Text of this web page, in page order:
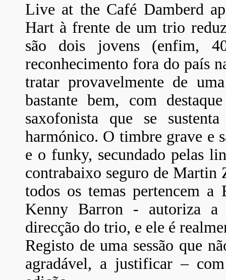
Live at the Café Damberd
Hart à frente de um trio
são dois jovens (enfim,
reconhecimento fora do país
tratar provavelmente de
bastante bem, com
saxofonista que se
harmónico. O timbre grave e
e o funky, secundado pelas
contrabaixo seguro de Martin
todos os temas pertencem a
Kenny Barron - autoriza a
direcção do trio, e ele é
Registo de uma sessão que
agradável, a justificar –